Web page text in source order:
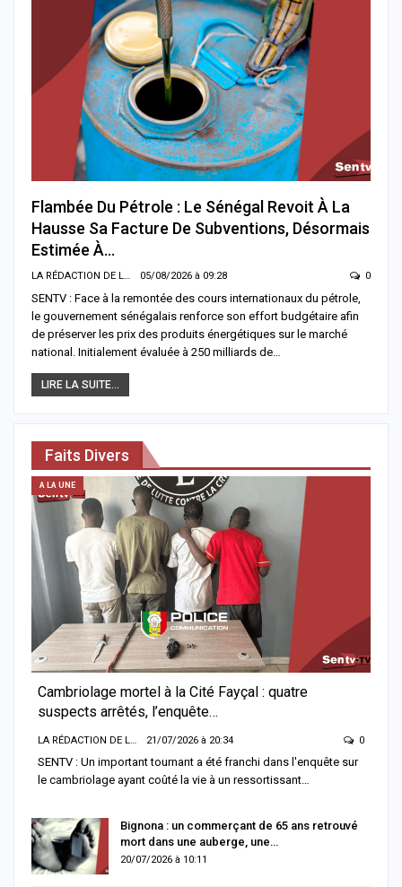
Flambée Du Pétrole : Le Sénégal Revoit À La
Hausse Sa Facture De Subventions, Désormais
Estimée À…
LA RÉDACTION DE LA SENTV.INFO 05/08/2026 à 09:28 0
SENTV : Face à la remontée des cours internationaux du pétrole,
le gouvernement sénégalais renforce son effort budgétaire afin
de préserver les prix des produits énergétiques sur le marché
national. Initialement évaluée à 250 milliards de…
LIRE LA SUITE...
Faits Divers
A LA UNE
Cambriolage mortel à la Cité Fayçal : quatre
suspects arrêtés, l’enquête…
LA RÉDACTION DE LA SENTV.INFO 21/07/2026 à 20:34 0
SENTV : Un important tournant a été franchi dans l'enquête sur
le cambriolage ayant coûté la vie à un ressortissant…
Bignona : un commerçant de 65 ans retrouvé
mort dans une auberge, une…
20/07/2026 à 10:11